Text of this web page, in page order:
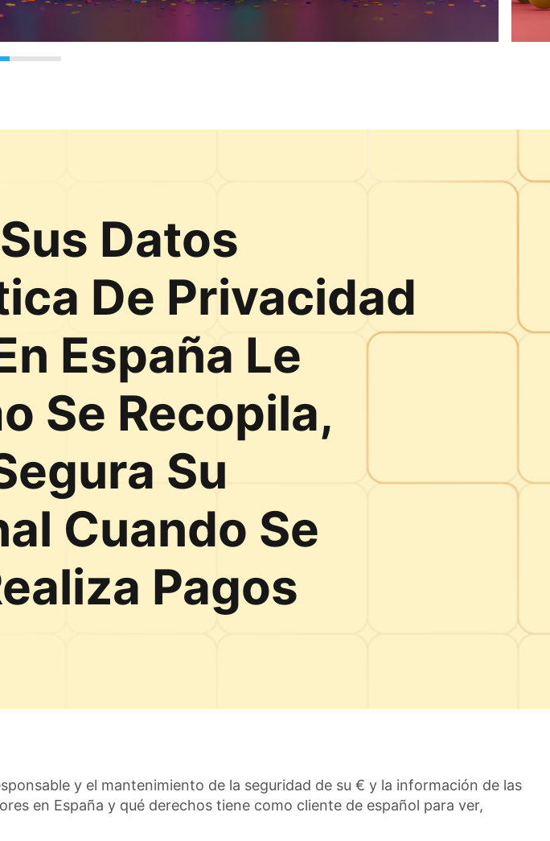
Datos
De Privacidad
España Le
Se Recopila,
Su
Cuando Se
Pagos
y el mantenimiento de la seguridad de su € y la información de las
en España y qué derechos tiene como cliente de español para ver,